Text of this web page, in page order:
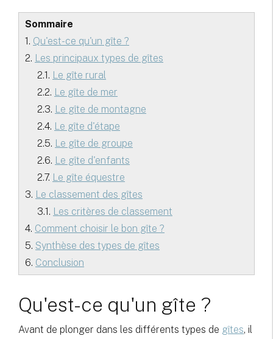
Sommaire
1. Qu'est-ce qu'un gîte ?
2. Les principaux types de gîtes
2.1. Le gîte rural
2.2. Le gîte de mer
2.3. Le gîte de montagne
2.4. Le gîte d'étape
2.5. Le gîte de groupe
2.6. Le gîte d'enfants
2.7. Le gîte équestre
3. Le classement des gîtes
3.1. Les critères de classement
4. Comment choisir le bon gîte ?
5. Synthèse des types de gîtes
6. Conclusion
Qu'est-ce qu'un gîte ?
Avant de plonger dans les différents types de gîtes, il